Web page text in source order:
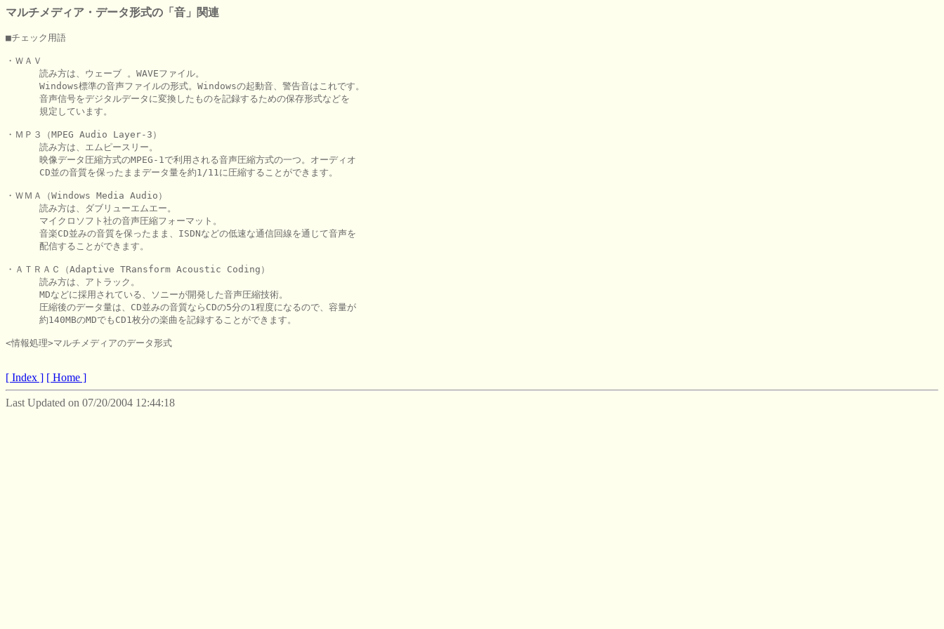
マルチメディア・データ形式の「音」関連
■チェック用語
・ＷＡＶ
読み方は、ウェーブ 。WAVEファイル。
      Windows標準の音声ファイルの形式。Windowsの起動音、警告音はこれです。
      音声信号をデジタルデータに変換したものを記録するための保存形式などを
      規定しています。
・ＭＰ３（MPEG Audio Layer-3）
読み方は、エムピースリー。
      映像データ圧縮方式のMPEG-1で利用される音声圧縮方式の一つ。オーディオ
      CD並の音質を保ったままデータ量を約1/11に圧縮することができます。
・ＷＭＡ（Windows Media Audio）
読み方は、ダブリューエムエー。
      マイクロソフト社の音声圧縮フォーマット。
      音楽CD並みの音質を保ったまま、ISDNなどの低速な通信回線を通じて音声を
      配信することができます。
・ＡＴＲＡＣ（Adaptive TRansform Acoustic Coding）
読み方は、アトラック。
      MDなどに採用されている、ソニーが開発した音声圧縮技術。
      圧縮後のデータ量は、CD並みの音質ならCDの5分の1程度になるので、容量が
      約140MBのMDでもCD1枚分の楽曲を記録することができます。
<情報処理>マルチメディアのデータ形式
[ Index ] [ Home ]
Last Updated on 07/20/2004 12:44:18